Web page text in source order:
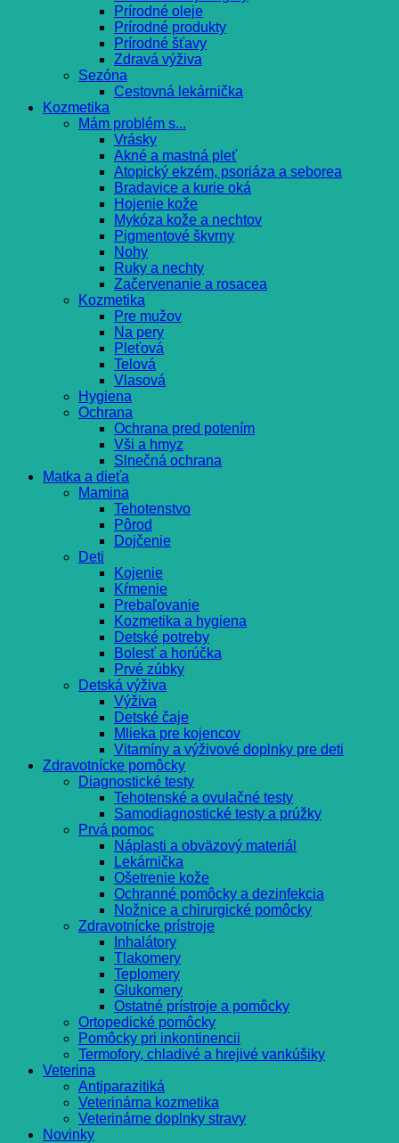
Prírodné oleje
Prírodné produkty
Prírodné šťavy
Zdravá výživa
Sezóna
Cestovná lekárnička
Kozmetika
Mám problém s...
Vrásky
Akné a mastná pleť
Atopický ekzém, psoriáza a seborea
Bradavice a kurie oká
Hojenie kože
Mykóza kože a nechtov
Pigmentové škvrny
Nohy
Ruky a nechty
Začervenanie a rosacea
Kozmetika
Pre mužov
Na pery
Pleťová
Telová
Vlasová
Hygiena
Ochrana
Ochrana pred potením
Vši a hmyz
Slnečná ochrana
Matka a dieťa
Mamina
Tehotenstvo
Pôrod
Dojčenie
Deti
Kojenie
Kŕmenie
Prebaľovanie
Kozmetika a hygiena
Detské potreby
Bolesť a horúčka
Prvé zúbky
Detská výživa
Výživa
Detské čaje
Mlieka pre kojencov
Vitamíny a výživové doplnky pre deti
Zdravotnícke pomôcky
Diagnostické testy
Tehotenské a ovulačné testy
Samodiagnostické testy a prúžky
Prvá pomoc
Náplasti a obväzový materiál
Lekárnička
Ošetrenie kože
Ochranné pomôcky a dezinfekcia
Nožnice a chirurgické pomôcky
Zdravotnícke prístroje
Inhalátory
Tlakomery
Teplomery
Glukomery
Ostatné prístroje a pomôcky
Ortopedické pomôcky
Pomôcky pri inkontinencii
Termofory, chladivé a hrejivé vankúšiky
Veterina
Antiparazitiká
Veterinárna kozmetika
Veterinárne doplnky stravy
Novinky